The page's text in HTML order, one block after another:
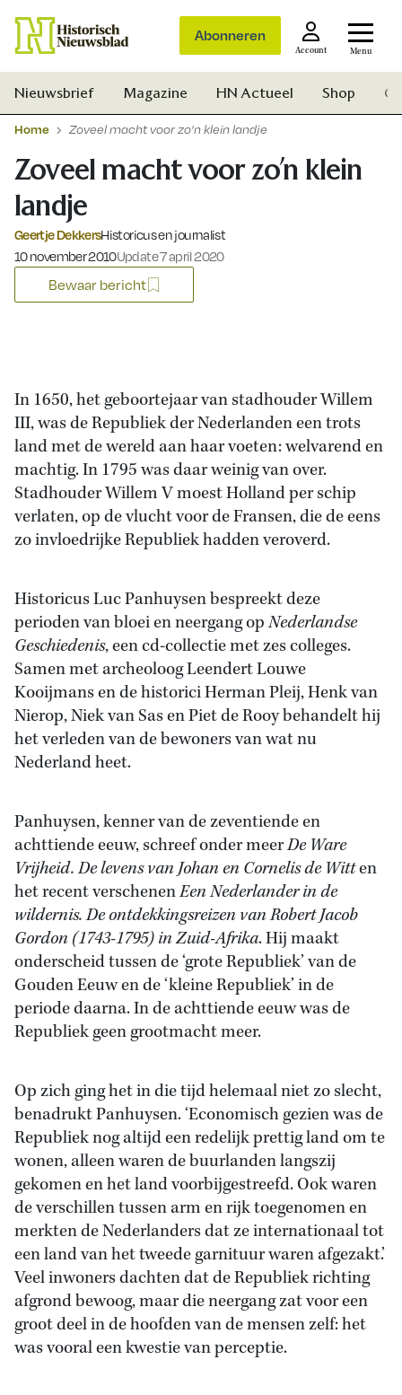
Abonneren
Account Menu
Nieuwsbrief Magazine HN Actueel Shop
Home Zoveel macht voor zo’n klein landje
Zoveel macht voor zo’n klein
landje
Geertje DekkersHistoricus en journalist
Gepubliceerd op:
10 november 2010Update 7 april 2020
Bewaar bericht
In 1650, het geboortejaar van stadhouder Willem
III, was de Republiek der Nederlanden een trots
land met de wereld aan haar voeten: welvarend en
machtig. In 1795 was daar weinig van over.
Stadhouder Willem V moest Holland per schip
verlaten, op de vlucht voor de Fransen, die de eens
zo invloedrijke Republiek hadden veroverd.
Historicus Luc Panhuysen bespreekt deze
perioden van bloei en neergang opNederlandse
Geschiedenis, een cd-collectie met zes colleges.
Samen met archeoloog Leendert Louwe
Kooijmans en de historici Herman Pleij, Henk van
Nierop, Niek van Sas en Piet de Rooy behandelt hij
het verleden van de bewoners van wat nu
Nederland heet.
Panhuysen, kenner van de zeventiende en
achttiende eeuw, schreef onder meerDe Ware
Vrijheid. De levens van Johan en Cornelis de Witten
het recent verschenenEen Nederlander in de
wildernis. De ontdekkingsreizen van Robert Jacob
Gordon (1743-1795) in Zuid-Afrika. Hij maakt
onderscheid tussen de ‘grote Republiek’ van de
Gouden Eeuw en de ‘kleine Republiek’ in de
periode daarna. In de achttiende eeuw was de
Republiek geen grootmacht meer.
Op zich ging het in die tijd helemaal niet zo slecht,
benadrukt Panhuysen. ‘Economisch gezien was de
Republiek nog altijd een redelijk prettig land om te
wonen, alleen waren de buurlanden langszij
gekomen en het land voorbijgestreefd. Ook waren
de verschillen tussen arm en rijk toegenomen en
merkten de Nederlanders dat ze internationaal tot
een land van het tweede garnituur waren afgezakt.’
Veel inwoners dachten dat de Republiek richting
afgrond bewoog, maar die neergang zat voor een
groot deel in de hoofden van de mensen zelf: het
was vooral een kwestie van perceptie.